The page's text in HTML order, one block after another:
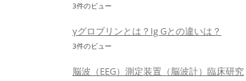
3件のビュー
γグロブリンとは？Ig Gとの違いは？
3件のビュー
脳波（EEG）測定装置（脳波計）臨床研究